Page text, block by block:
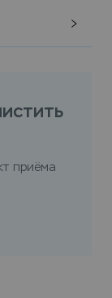
приёма